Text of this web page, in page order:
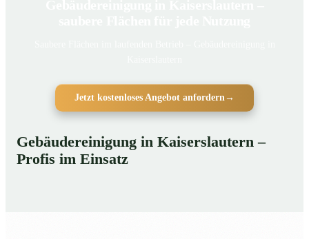
Jetzt kostenloses Angebot anfordern→
Gebäudereinigung in Kaiserslautern –
Profis im Einsatz